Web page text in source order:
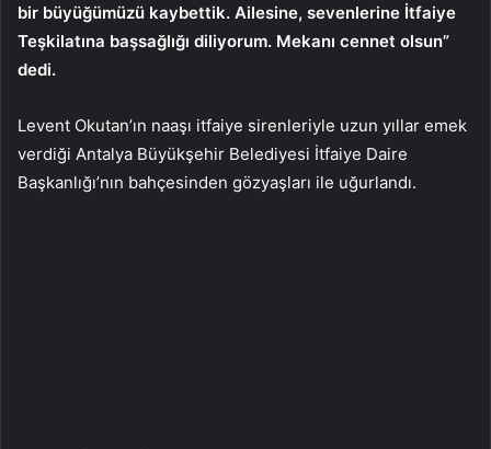
bir büyüğümüzü kaybettik. Ailesine, sevenlerine İtfaiye
Teşkilatına başsağlığı diliyorum. Mekanı cennet olsun”
dedi.
Levent Okutan’ın naaşı itfaiye sirenleriyle uzun yıllar emek
verdiği Antalya Büyükşehir Belediyesi İtfaiye Daire
Başkanlığı’nın bahçesinden gözyaşları ile uğurlandı.